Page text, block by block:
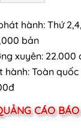
hành: Thứ
bản
xuyên: 22.000
hành: Toàn quốc
CÁO BÁO